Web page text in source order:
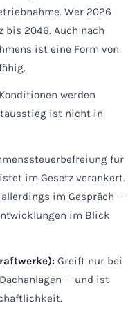
Wer 2026
bis 2046. Auch nach
ist eine Form von
werden
ist nicht in
für
im Gesetz verankert.
im Gespräch —
im Blick
Greift nur bei
— und ist